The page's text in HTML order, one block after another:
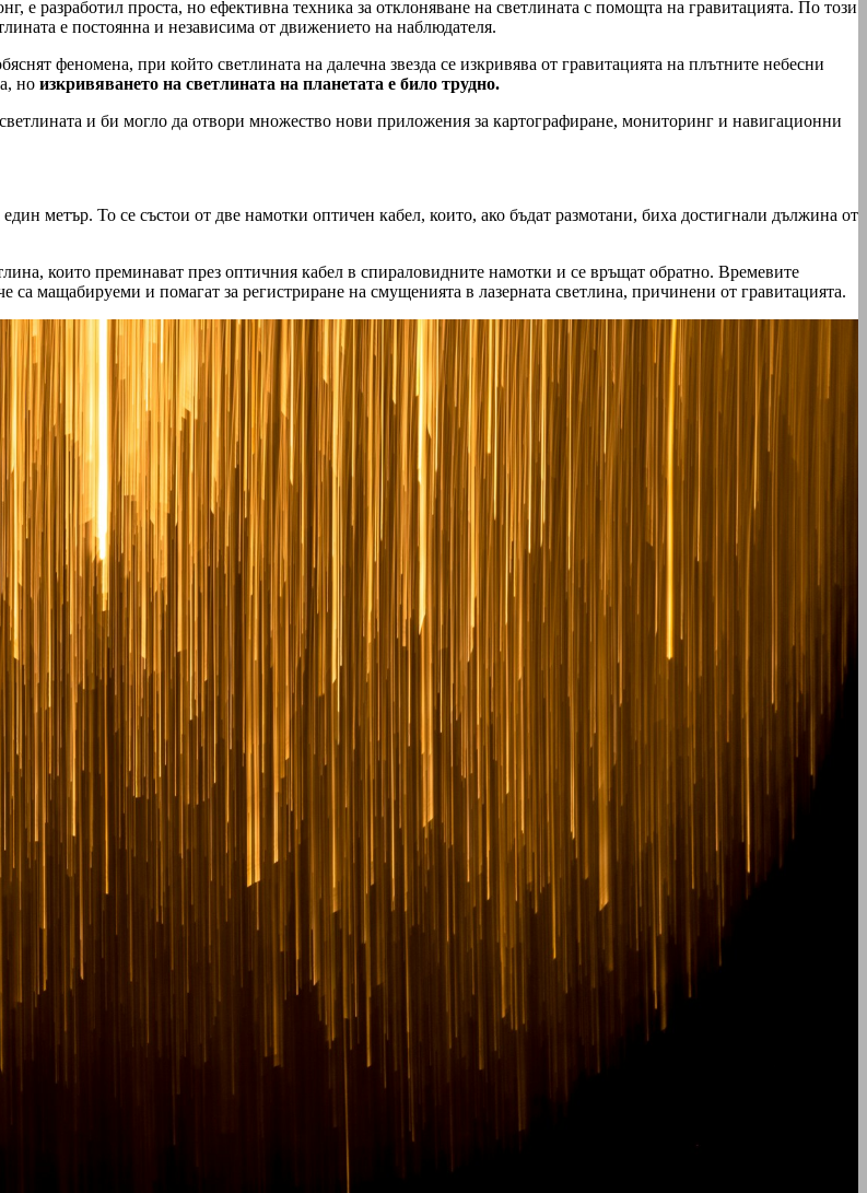
е разработил проста, но ефективна техника за отклоняване на светлината с помощта на гравитацията. По този
е постоянна и независима от движението на наблюдателя.
феномена, при който светлината на далечна звезда се изкривява от гравитацията на плътните небесни
но изкривяването на светлината на планетата е било трудно.
и би могло да отвори множество нови приложения за картографиране, мониторинг и навигационни
метър. То се състои от две намотки оптичен кабел, които, ако бъдат размотани, биха достигнали дължина от
които преминават през оптичния кабел в спираловидните намотки и се връщат обратно. Времевите
са мащабируеми и помагат за регистриране на смущенията в лазерната светлина, причинени от гравитацията.